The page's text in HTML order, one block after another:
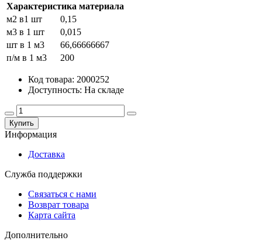
Характеристика материала
м2 в1 шт
0,15
м3 в 1 шт
0,015
шт в 1 м3
66,66666667
п/м в 1 м3
200
Код товара: 2000252
Доступность: На складе
Купить
Информация
Доставка
Служба поддержки
Связаться с нами
Возврат товара
Карта сайта
Дополнительно